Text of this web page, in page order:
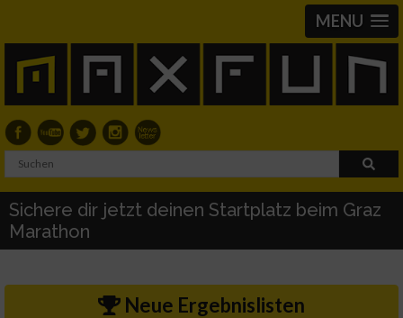
MENU
Sichere dir jetzt deinen Startplatz beim Graz
Marathon
Neue Ergebnislisten